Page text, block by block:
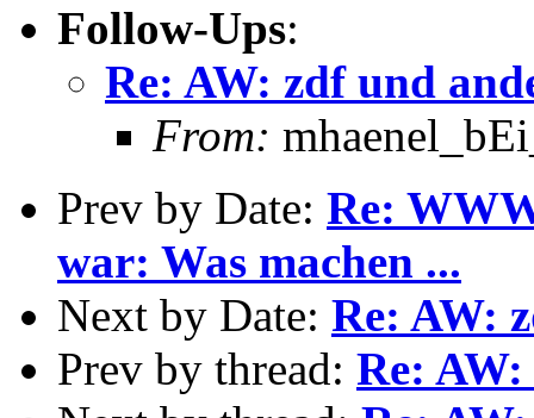
Follow-Ups:
Re: AW: zdf und
From:
Prev by Date: Re:
war: Was machen ...
Next by Date: Re: AW:
Prev by thread: Re: